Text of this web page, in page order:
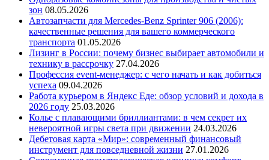
зон 08.05.2026
Автозапчасти для Mercedes-Benz Sprinter 906 (2006):
качественные решения для вашего коммерческого
транспорта 01.05.2026
Лизинг в России: почему бизнес выбирает автомобили и
технику в рассрочку 27.04.2026
Профессия event-менеджер: с чего начать и как добиться
успеха 09.04.2026
Работа курьером в Яндекс Еде: обзор условий и дохода в
2026 году 25.03.2026
Колье с плавающими бриллиантами: в чем секрет их
невероятной игры света при движении 24.03.2026
Дебетовая карта «Мир»: современный финансовый
инструмент для повседневной жизни 27.01.2026